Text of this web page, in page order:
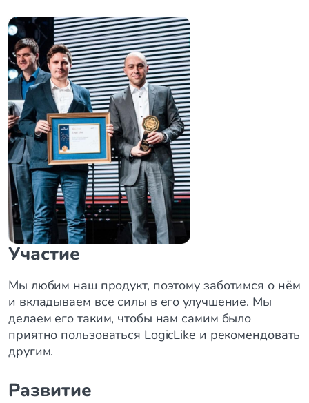
Участие
Мы любим наш продукт, поэтому заботимся о нём
и вкладываем все силы в его улучшение. Мы
делаем его таким, чтобы нам самим было
приятно пользоваться LogicLike и рекомендовать
другим.
Развитие